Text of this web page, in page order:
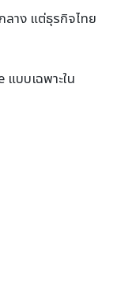
าง แต่ธุรกิจไทย
บบเฉพาะใน